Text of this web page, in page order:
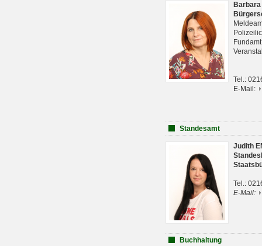
Tel.:
E-Mail:
Standesamt
Judith
Tel.:
E-Mail:
Buchhaltung